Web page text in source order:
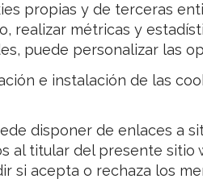
propias y de terceras
realizar métricas y
puede personalizar las
e instalación de las
disponer de enlaces a
al titular del presente
si acepta o rechaza los